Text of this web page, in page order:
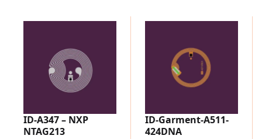
Vermögens- und Bestandsverwaltung sowie NFC-
Datenschutz Hand in Hand gehen müssen.
Mit dem ID-A799-ICODE SLIX2 kombiniert Identiv die
Leistungsfähigkeit der ICODE SLIX2-Plattform mit
einem praktischen Etikettendesign, das
verschiedenen NFC-Anwendungen erhöht.
ID-A347 – NXP
NTAG213
ID-Garment-A511-
424DNA